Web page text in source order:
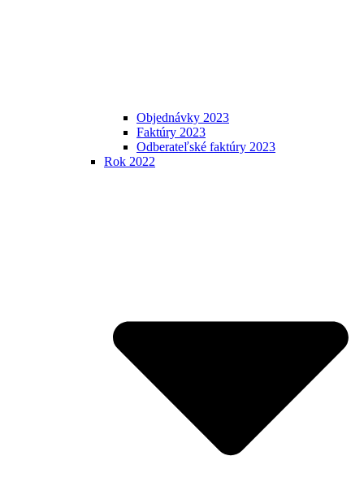
Objednávky 2023
Faktúry 2023
Odberateľské faktúry 2023
Rok 2022